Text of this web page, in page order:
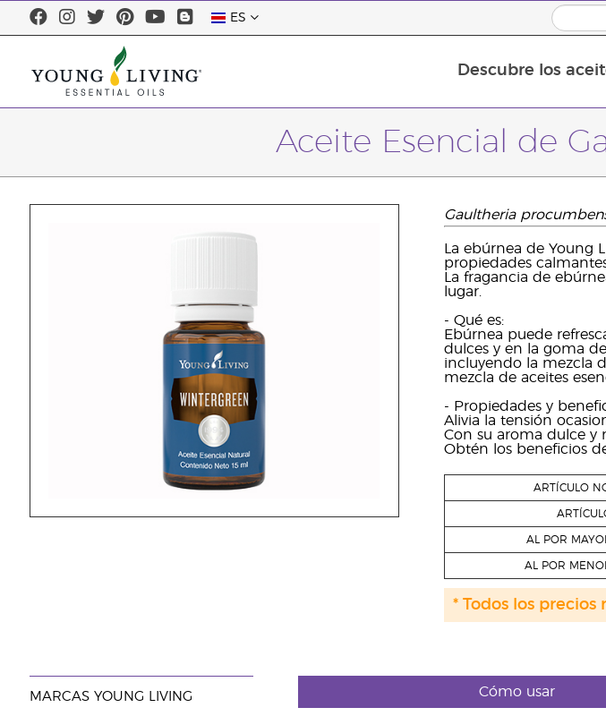
ES
Descubre los
Aceite Esencial de
Gaultheria
La ebúrnea de Young
propiedades
La fragancia de
lugar.
- Qué es:
Ebúrnea puede
dulces y en la goma
incluyendo la mezcla
mezcla de aceites
- Propiedades y
Alivia la tensión
Con su aroma dulce y
Obtén los beneficios
ARTÍCULO
AL POR
AL POR
* Todos los
MARCAS YOUNG LIVING Cómo usar